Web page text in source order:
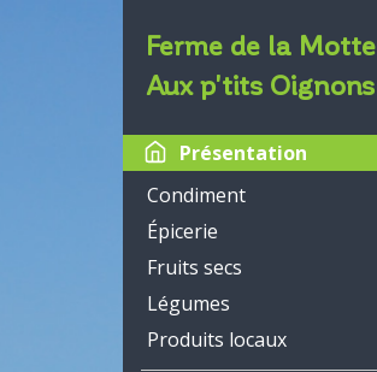
Ferme de la Motte
Aux p'tits Oignons
Présentation
Condiment
Épicerie
Fruits secs
Légumes
Produits locaux